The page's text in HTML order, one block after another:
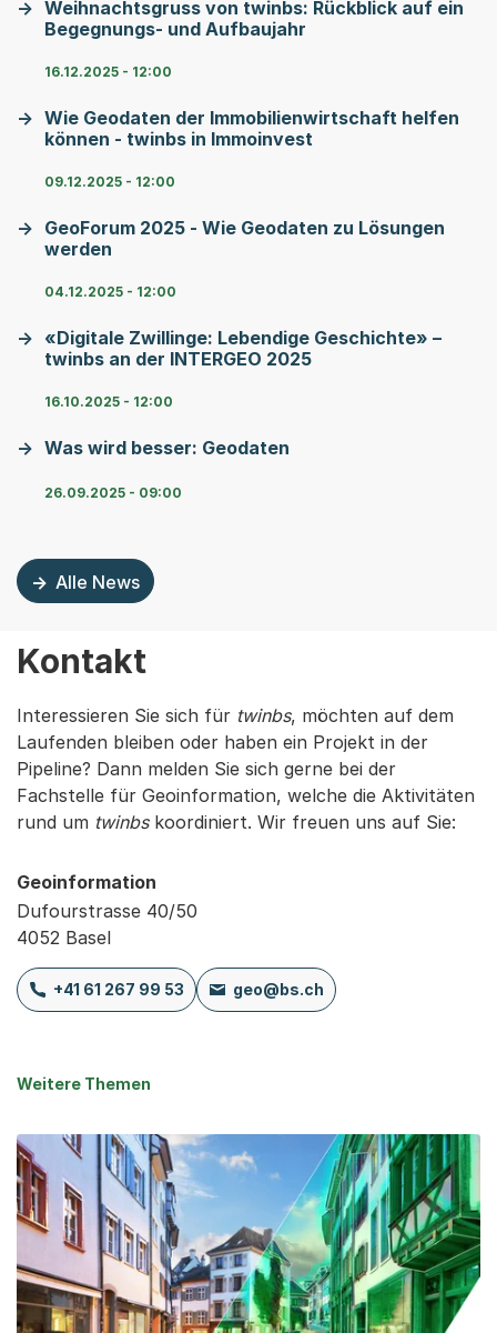
Weihnachtsgruss von twinbs: Rückblick auf ein
Begegnungs- und Aufbaujahr
16.12.2025 - 12:00
Wie Geodaten der Immobilienwirtschaft helfen
können - twinbs in Immoinvest
09.12.2025 - 12:00
GeoForum 2025 - Wie Geodaten zu Lösungen
werden
04.12.2025 - 12:00
«Digitale Zwillinge: Lebendige Geschichte» –
twinbs an der INTERGEO 2025
16.10.2025 - 12:00
Was wird besser: Geodaten
26.09.2025 - 09:00
Alle News
Kontakt
Interessieren Sie sich für twinbs, möchten auf dem
Laufenden bleiben oder haben ein Projekt in der
Pipeline? Dann melden Sie sich gerne bei der
Fachstelle für Geoinformation, welche die Aktivitäten
rund um twinbskoordiniert. Wir freuen uns auf Sie:
Geoinformation
Dufourstrasse 40/50
4052 Basel
+41 61 267 99 53 geo@bs.ch
Weitere Themen